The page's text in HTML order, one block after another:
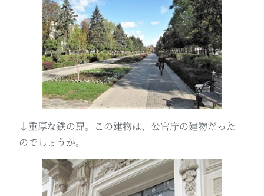
↓重厚な鉄の扉。この建物は、公官庁の建物だった
のでしょうか。